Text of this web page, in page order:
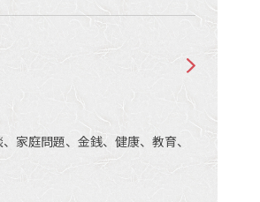
家庭問題、金銭、健康、教育、